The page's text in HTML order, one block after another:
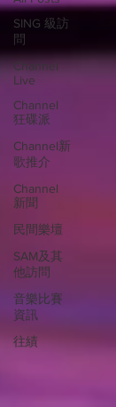
SING 級訪
問
Channel
Live
Channel
狂碟派
Channel新
歌推介
Channel
新聞
民間樂壇
SAM及其
他訪問
音樂比賽
資訊
往績